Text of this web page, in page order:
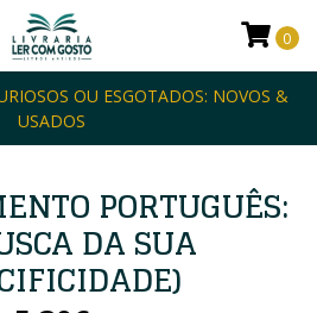
OU ESGOTADOS: NOVOS &
USADOS
0
PORTUGUÊS:
DA SUA